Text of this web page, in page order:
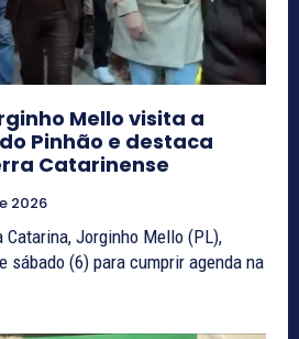
Mello visita a
Pinhão e destaca
Catarinense
2026
Catarina, Jorginho Mello (PL),
sábado (6) para cumprir agenda na